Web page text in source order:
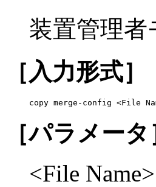
装置管理者
［入力形式］
copy merge-config <File
［パラメータ
<File Name>